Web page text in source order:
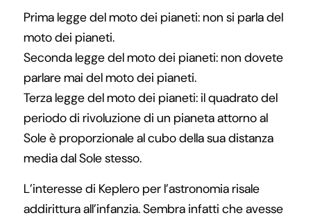
Prima legge del moto dei pianeti: non si parla del
moto dei pianeti.
Seconda legge del moto dei pianeti: non dovete
parlare mai del moto dei pianeti.
Terza legge del moto dei pianeti: il quadrato del
periodo di rivoluzione di un pianeta attorno al
Sole è proporzionale al cubo della sua distanza
media dal Sole stesso.
L’interesse di Keplero per l’astronomia risale
addirittura all’infanzia. Sembra infatti che avesse